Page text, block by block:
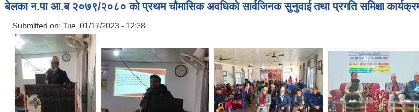
बेलका न.पा आ.ब २०७९/२०८० को प्रथम चौमासिक अवधिको सार्वजिनक सुनुवाई तथा प्रगति समिक्षा
Submitted on: Tue, 01/17/2023 - 12:38